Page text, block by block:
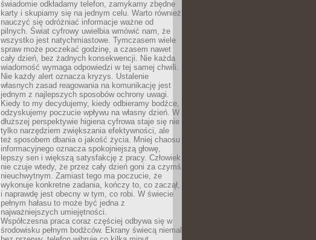
świadomie odkładamy telefon, zamykamy zbędne
karty i skupiamy się na jednym celu. Warto również
nauczyć się odróżniać informacje ważne od
pilnych. Świat cyfrowy uwielbia wmówić nam, że
wszystko jest natychmiastowe. Tymczasem wiele
spraw może poczekać godzinę, a czasem nawet
cały dzień, bez żadnych konsekwencji. Nie każda
wiadomość wymaga odpowiedzi w tej samej chwili.
Nie każdy alert oznacza kryzys. Ustalenie
własnych zasad reagowania na komunikację jest
jednym z najlepszych sposobów ochrony uwagi.
Kiedy to my decydujemy, kiedy odbieramy bodźce,
odzyskujemy poczucie wpływu na własny dzień. W
dłuższej perspektywie higiena cyfrowa staje się nie
tylko narzędziem zwiększania efektywności, ale
też sposobem dbania o jakość życia. Mniej chaosu
informacyjnego oznacza spokojniejszą głowę,
lepszy sen i większą satysfakcję z pracy. Człowiek
nie czuje wtedy, że przez cały dzień goni za czymś
nieuchwytnym. Zamiast tego ma poczucie, że
wykonuje konkretne zadania, kończy to, co zaczął,
i naprawdę jest obecny w tym, co robi. W świecie
pełnym hałasu to może być jedna z
najważniejszych umiejętności.
Współczesna praca coraz częściej odbywa się w
środowisku pełnym bodźców. Ekrany świecą niemal